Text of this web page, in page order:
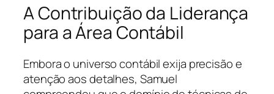
A Contribuição da Liderança
para a Área Contábil
Embora o universo contábil exija precisão e
atenção aos detalhes, Samuel